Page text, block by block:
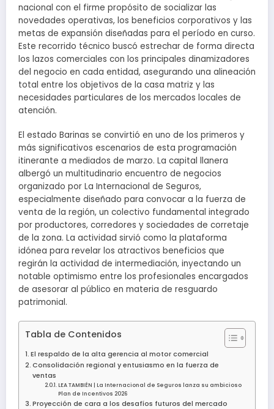
nacional con el firme propósito de socializar las
novedades operativas, los beneficios corporativos y las
metas de expansión diseñadas para el período en curso.
Este recorrido técnico buscó estrechar de forma directa
los lazos comerciales con los principales dinamizadores
del negocio en cada entidad, asegurando una alineación
total entre los objetivos de la casa matriz y las
necesidades particulares de los mercados locales de
atención.
El estado Barinas se convirtió en uno de los primeros y
más significativos escenarios de esta programación
itinerante a mediados de marzo. La capital llanera
albergó un multitudinario encuentro de negocios
organizado por La Internacional de Seguros,
especialmente diseñado para convocar a la fuerza de
venta de la región, un colectivo fundamental integrado
por productores, corredores y sociedades de corretaje
de la zona. La actividad sirvió como la plataforma
idónea para revelar los atractivos beneficios que
regirán la actividad de intermediación, inyectando un
notable optimismo entre los profesionales encargados
de asesorar al público en materia de resguardo
patrimonial.
Tabla de Contenidos
El respaldo de la alta gerencia al motor comercial
Consolidación regional y entusiasmo en la fuerza de
ventas
LEA TAMBIÉN | La Internacional de Seguros lanza su ambicioso
Plan de Incentivos 2026
Proyección de cara a los desafíos futuros del mercado